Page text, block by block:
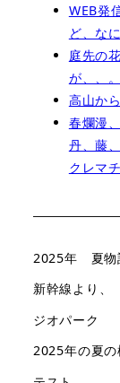
WEB発
ど、な
庭先の
が、、。
高山か
春爛漫
丹、藤
クレマ
2025年 夏物
新幹線より、
ジオパーク
2025年の夏の